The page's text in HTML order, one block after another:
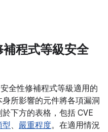
程式等級安全
全性修補程式等級適用的
所影響的元件將各項漏洞
下方的表格，包括 CVE
型、 嚴重程度。在適用情況